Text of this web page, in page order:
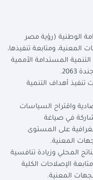
الوطنية (رؤية مصر
المعنية، ومتابعة تنفيذها،
المستدامة الأممية
تنفيذ أهداف التنمية
واقتراح السياسات
في صياغة
على المستوى
المعنية.
المحلي وزيادة تنافسية
الإصلاحات الكلية
المعنية.